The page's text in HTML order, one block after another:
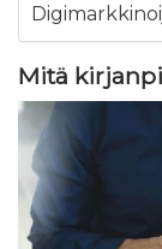
Mitä